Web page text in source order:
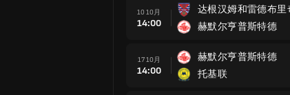
10 10月
14:00
达根汉姆和雷德布里
赫默尔亨普斯特德
17 10月
14:00
赫默尔亨普斯特德
托基联